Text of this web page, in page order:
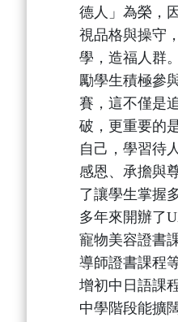
德人」為榮，
視品格與操守
學，造福人群
勵學生積極參
賽，這不僅是
破，更重要的
自己，學習待
感恩、承擔與
了讓學生掌握
多年來開辦了
寵物美容證書
導師證書課程
增初中日語課
中學階段能擴